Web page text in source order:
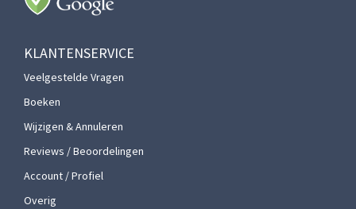
KLANTENSERVICE
Veelgestelde Vragen
Boeken
Wijzigen & Annuleren
Reviews / Beoordelingen
Account / Profiel
Overig